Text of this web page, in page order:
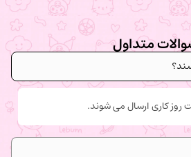
متداول
کاری ارسال می شوند.